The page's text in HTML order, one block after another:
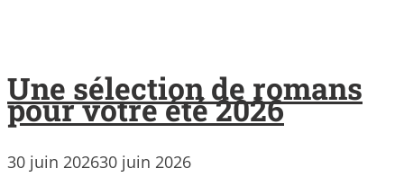
Une sélection de romans
pour votre été 2026
30 juin 202630 juin 2026